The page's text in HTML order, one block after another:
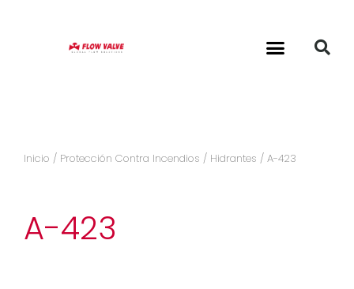
Inicio / Protección Contra Incendios / Hidrantes / A-423
A-423